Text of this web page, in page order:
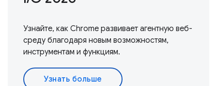
Узнайте, как Chrome развивает агентную веб-
среду благодаря новым возможностям,
инструментам и функциям.
Узнать больше